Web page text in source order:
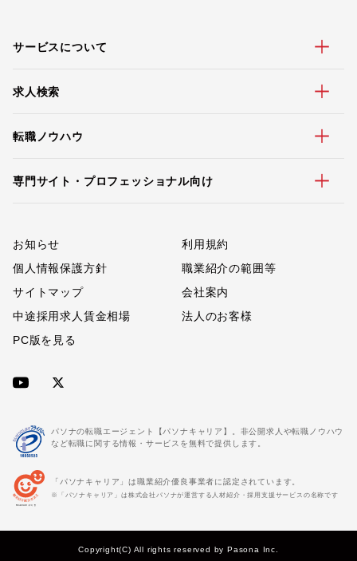
サービスについて
求人検索
転職ノウハウ
専門サイト・プロフェッショナル向け
お知らせ
利用規約
個人情報保護方針
職業紹介の範囲等
サイトマップ
会社案内
中途採用求人賃金相場
法人のお客様
PC版を見る
パソナの転職エージェント【パソナキャリア】。非公開求人や転職ノウハウ
など転職に関する情報・サービスを無料で提供します。
「パソナキャリア」は職業紹介優良事業者に認定されています。
※「パソナキャリア」は株式会社パソナが運営する人材紹介・採用支援サービスの名称です
Copyright(C) All rights reserved by Pasona Inc.